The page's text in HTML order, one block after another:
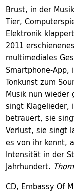
Brust, in der
Tier,
Elektronik
2011
multimediales
Smartphone-
Tonkunst zum
Musik nun
singt Klagelieder,
betrauert, sie
Verlust, sie singt
es von ihr kennt,
Intensität in der
Jahrhundert.
CD, Embassy Of